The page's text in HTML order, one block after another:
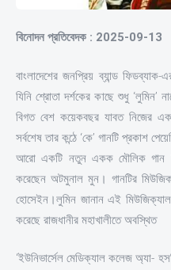
বিনোদন প্রতিবেদক : 2025-09-13
বাংলাদেশের জনপ্রিয় ব্যান্ড
যিনি শ্রোতা দর্শকের কাছে শুধু ‘লুমিন’
বিগত বেশ কয়েকবছর যাবত নিজের
সর্বশেষ তার কন্ঠে ‘কে’ গানটি প্রকাশ
আরো একটি নতুন একক মৌলিক গান
করেছেন অটমুনাল মুন। গানটির মিউজিক
হোসেইন।লুমিন জানান এই মিউজিক্যাল
করেছে রাজধানীর মহাখালীতে অবস্থিত
‘ইউনিভার্সেল মেডিক্যাল কলেজ অ্যা-